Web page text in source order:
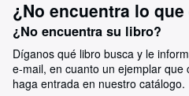
¿No encuentra lo
¿No encuentra su libro?
Díganos qué libro busca y le
e-mail, en cuanto un ejemplar
haga entrada en nuestro catálogo.